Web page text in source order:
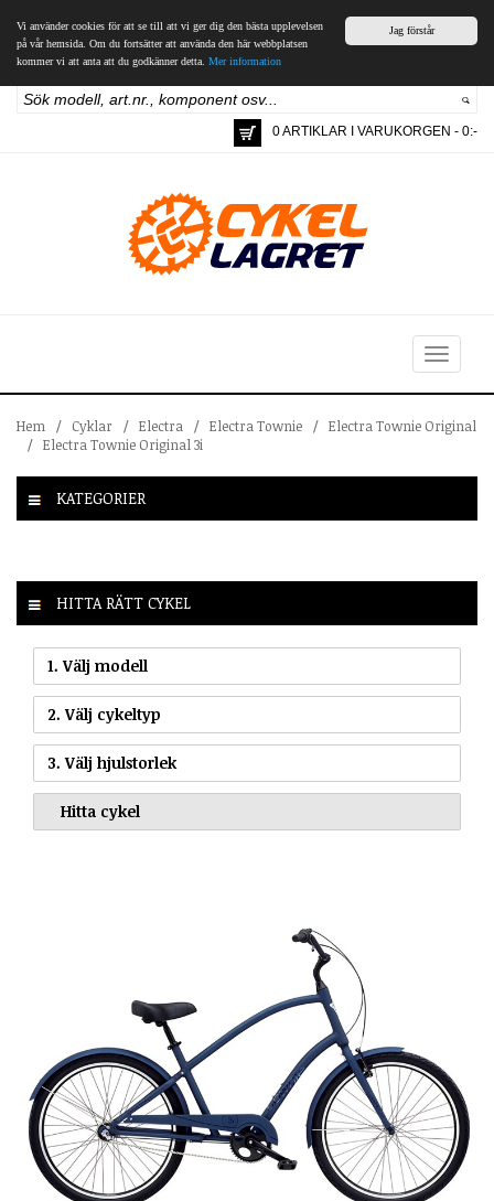
Jag förstår
Vi använder cookies för att se till att vi ger dig den bästa upplevelsen
på vår hemsida. Om du fortsätter att använda den här webbplatsen
kommer vi att anta att du godkänner detta. Mer information
0 ARTIKLAR I VARUKORGEN - 0:-
Toggle
navigation
Hem / Cyklar / Electra / Electra Townie / Electra Townie Original
/ Electra Townie Original 3i
KATEGORIER
HITTA RÄTT CYKEL
1. Välj modell
2. Välj cykeltyp
3. Välj hjulstorlek